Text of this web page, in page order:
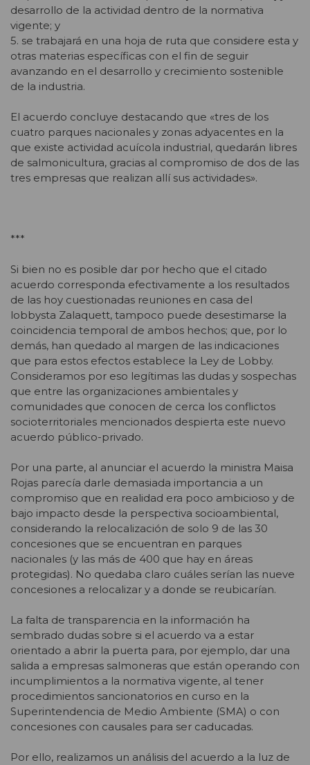
desarrollo de la actividad dentro de la normativa
vigente; y
5. se trabajará en una hoja de ruta que considere esta y
otras materias específicas con el fin de seguir
avanzando en el desarrollo y crecimiento sostenible
de la industria.
El acuerdo concluye destacando que «tres de los
cuatro parques nacionales y zonas adyacentes en la
que existe actividad acuícola industrial, quedarán libres
de salmonicultura, gracias al compromiso de dos de las
tres empresas que realizan allí sus actividades».
***
Si bien no es posible dar por hecho que el citado
acuerdo corresponda efectivamente a los resultados
de las hoy cuestionadas reuniones en casa del
lobbysta Zalaquett, tampoco puede desestimarse la
coincidencia temporal de ambos hechos; que, por lo
demás, han quedado al margen de las indicaciones
que para estos efectos establece la Ley de Lobby.
Consideramos por eso legítimas las dudas y sospechas
que entre las organizaciones ambientales y
comunidades que conocen de cerca los conflictos
socioterritoriales mencionados despierta este nuevo
acuerdo público-privado.
Por una parte, al anunciar el acuerdo la ministra Maisa
Rojas parecía darle demasiada importancia a un
compromiso que en realidad era poco ambicioso y de
bajo impacto desde la perspectiva socioambiental,
considerando la relocalización de solo 9 de las 30
concesiones que se encuentran en parques
nacionales (y las más de 400 que hay en áreas
protegidas). No quedaba claro cuáles serían las nueve
concesiones a relocalizar y a donde se reubicarían.
La falta de transparencia en la información ha
sembrado dudas sobre si el acuerdo va a estar
orientado a abrir la puerta para, por ejemplo, dar una
salida a empresas salmoneras que están operando con
incumplimientos a la normativa vigente, al tener
procedimientos sancionatorios en curso en la
Superintendencia de Medio Ambiente (SMA) o con
concesiones con causales para ser caducadas.
Por ello, realizamos un análisis del acuerdo a la luz de